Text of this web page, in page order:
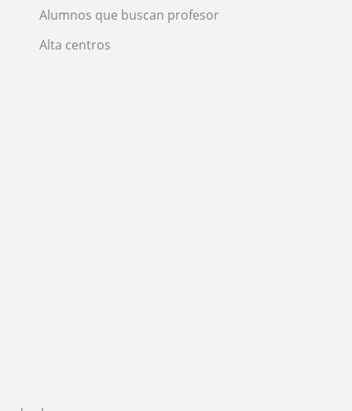
Alumnos que buscan profesor
Alta centros